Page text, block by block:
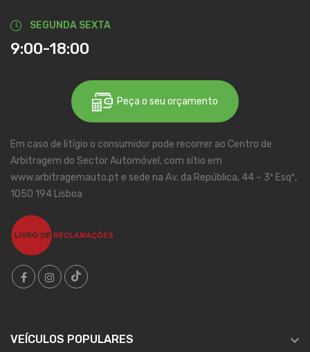
SEGUNDA SEXTA
9:00-18:00
Peça o seu orçamento
Em caso de litígio o consumidor pode recorrer ao Centro de
Arbitragem do Sector Automóvel, com sítio em
www.arbitragemauto.pt e sede na Av. da República, 44 – 3º Esqº,
1050 194 Lisboa
VEÍCULOS POPULARES 